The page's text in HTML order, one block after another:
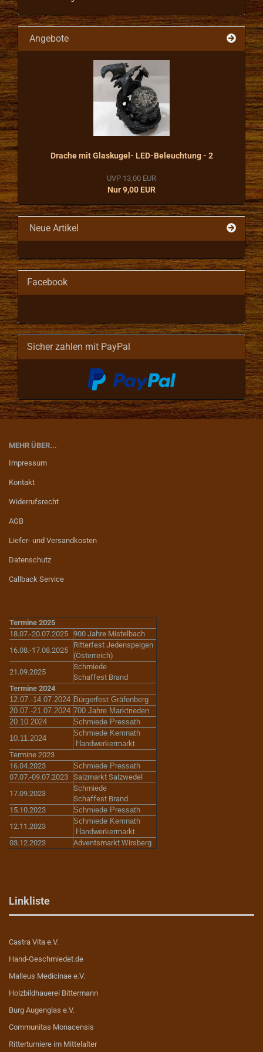
Angebote
Drache mit Glaskugel- LED-Beleuchtung - 2
UVP 13,00 EUR
Nur 9,00 EUR
Neue Artikel
Facebook
Sicher zahlen mit PayPal
MEHR ÜBER...
Impressum
Kontakt
Widerrufsrecht
AGB
Liefer- und Versandkosten
Datenschutz
Callback Service
Termine 2025
18.07.-20.07.2025 900 Jahre Mistelbach
16.08.-17.08.2025
Ritterfest Jedenspeigen
(Österreich)
21.09.2025
Schmiede
Schaffest Brand
Termine 2024
12.07.-14.07.2024 Bürgerfest Gräfenberg
20.07.-21.07.2024 700 Jahre Marktrieden
20.10.2024
Schmiede Pressath
10.11.2024
Schmiede Kemnath
Handwerkermarkt
Termine 2023
16.04.2023
Schmiede Pressath
07.07.-09.07.2023 Salzmarkt Salzwedel
17.09.2023
Schmiede
Schaffest Brand
15.10.2023
Schmiede Pressath
12.11.2023
Schmiede Kemnath
Handwerkermarkt
03.12.2023
Adventsmarkt Wirsberg
Linkliste
Castra Vita e.V.
Hand-Geschmiedet.de
Malleus Medicinae e.V.
Holzbildhauerei Bittermann
Burg Augenglas e.V.
Communitas Monacensis
Ritterturniere im Mittelalter